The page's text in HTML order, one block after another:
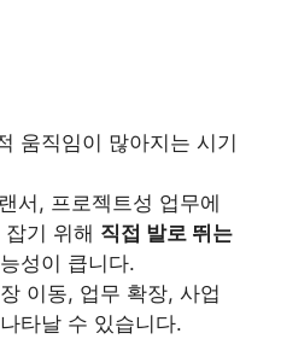
움직임이 많아지는 시기
서, 프로젝트성 업무에
기 위해 직접 발로 뛰는
성이 큽니다.
이동, 업무 확장, 사업
타날 수 있습니다.